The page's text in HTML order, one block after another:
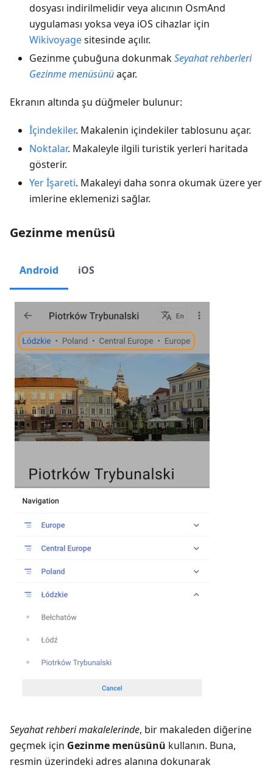
dosyası indirilmelidir veya alıcının OsmAnd
uygulaması yoksa veya iOS cihazlar için
Wikivoyagesitesinde açılır.
Gezinme çubuğuna dokunmakSeyahat rehberleri
Gezinme menüsünüaçar.
Ekranın altında şu düğmeler bulunur:
İçindekiler. Makalenin içindekiler tablosunu açar.
Noktalar. Makaleyle ilgili turistik yerleri haritada
gösterir.
Yer İşareti. Makaleyi daha sonra okumak üzere yer
imlerine eklemenizi sağlar.
Gezinme menüsü
Android iOS
Seyahat rehberi makalelerinde, bir makaleden diğerine
geçmek için Gezinme menüsünü kullanın. Buna,
resmin üzerindeki adres alanına dokunarak